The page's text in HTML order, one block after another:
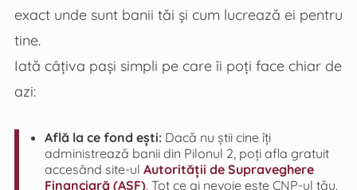
exact unde sunt banii tăi și cum lucrează ei pentru
tine.
Iată câțiva pași simpli pe care îi poți face chiar de
azi:
Află la ce fond ești:Dacă nu știi cine îți
administrează banii din Pilonul 2, poți afla gratuit
accesând site-ul Autorității de Supraveghere
Financiară (ASF). Tot ce ai nevoie este CNP-ul tău.